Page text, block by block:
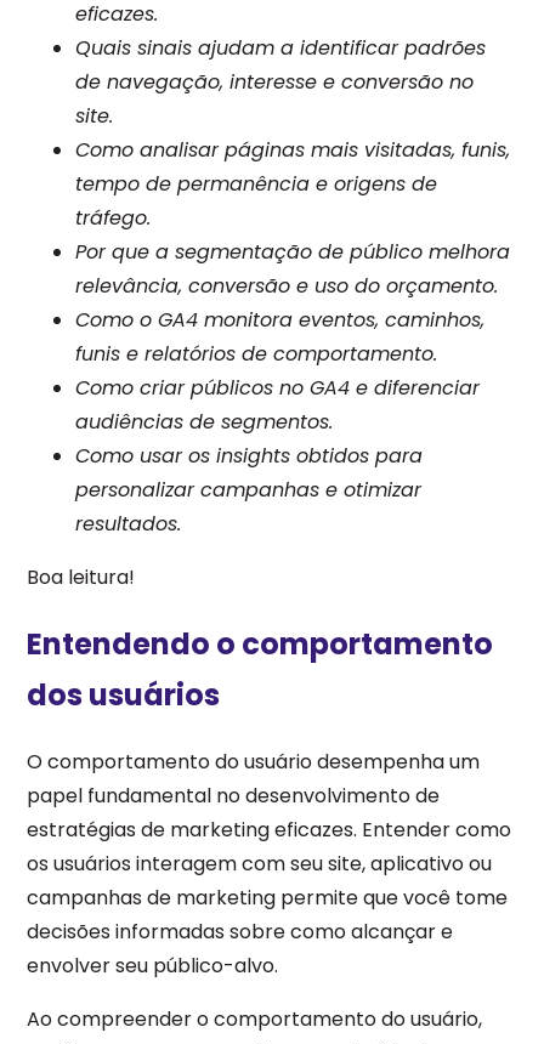
eficazes.
Quais sinais ajudam a identificar padrões
de navegação, interesse e conversão no
site.
Como analisar páginas mais visitadas, funis,
tempo de permanência e origens de
tráfego.
Por que a segmentação de público melhora
relevância, conversão e uso do orçamento.
Como o GA4 monitora eventos, caminhos,
funis e relatórios de comportamento.
Como criar públicos no GA4 e diferenciar
audiências de segmentos.
Como usar os insights obtidos para
personalizar campanhas e otimizar
resultados.
Boa leitura!
Entendendo o comportamento
dos usuários
O comportamento do usuário desempenha um
papel fundamental no desenvolvimento de
estratégias de marketing eficazes. Entender como
os usuários interagem com seu site, aplicativo ou
campanhas de marketing permite que você tome
decisões informadas sobre como alcançar e
envolver seu público-alvo.
Ao compreender o comportamento do usuário,